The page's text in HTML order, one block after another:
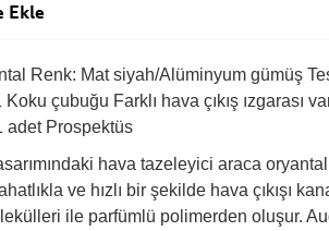
Ekle
Renk: Mat siyah/Alüminyum gümüş
çubuğu Farklı hava çıkış ızgarası
adet Prospektüs
hava tazeleyici araca
ve hızlı bir şekilde hava çıkışı
ile parfümlü polimerden oluşur.